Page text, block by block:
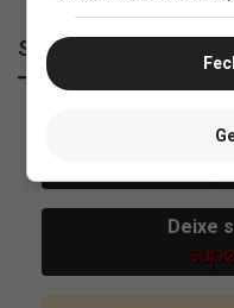
SuperVasco